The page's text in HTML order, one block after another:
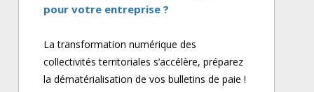
pour votre entreprise ?
La transformation numérique des
collectivités territoriales s’accélère, préparez
la dématérialisation de vos bulletins de paie !